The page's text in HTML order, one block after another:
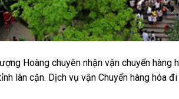
Hoàng chuyên nhận vận chuyển
lân cận. Dịch vụ vận Chuyển hàng hóa